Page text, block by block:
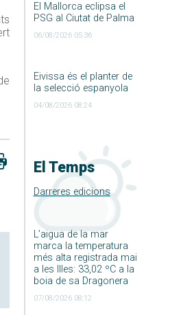
El Mallorca eclipsa el
PSG al Ciutat de Palma
06/08/2026 05:36
Eivissa és el planter de
la selecció espanyola
04/08/2026 08:24
El Temps
Darreres edicions
L’aigua de la mar
marca la temperatura
més alta registrada mai
a les Illes: 33,02 ºC a la
boia de sa Dragonera
07/08/2026 08:12